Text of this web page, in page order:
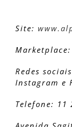
Site:
Marketplace:
Redes
Instagram e
Telefone: 11